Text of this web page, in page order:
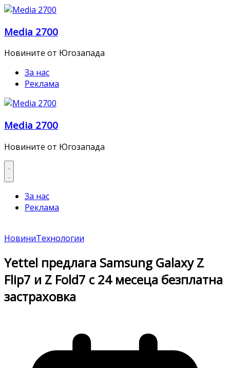
Skip
content
Media 2700
Новините от Югозапада
За нас
Реклама
Media 2700
Новините от Югозапада
За нас
Реклама
НовиниТехнологии
Yettel предлага Samsung Galaxy Z
Flip7 и Z Fold7 с 24 месеца безплатна
застраховка